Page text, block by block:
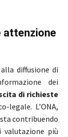
attenzione
diffusione di
dei
di richieste
legale. L’ONA,
contribuendo
più